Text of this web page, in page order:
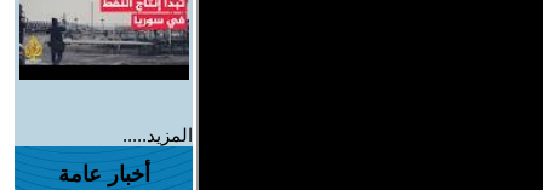
المزيد.....
أخبار عامة